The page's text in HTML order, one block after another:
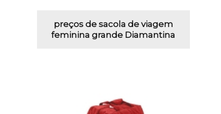
preços de sacola de viagem
feminina grande Diamantina